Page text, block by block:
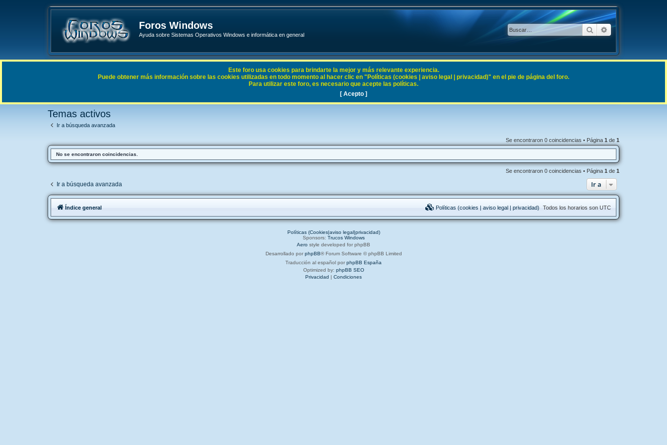
Foros Windows
Ayuda sobre Sistemas Operativos Windows e informática en general
BuscarBúsqueda
Enlaces rápidos FAQ
Temas activos
Ir a búsqueda avanzada
Se encontraron 0 coincidencias • Página 1 de 1
No se encontraron coincidencias.
Se encontraron 0 coincidencias • Página 1 de 1
Ir a búsqueda avanzada Ir a
Este foro usa cookies para brindarte la mejor y más relevante experiencia.
Puede obtener más información sobre las cookies utilizadas en todo momento al hacer clic en "Políticas (cookies | aviso legal | privacidad)" en el pie de página del foro.
Para utilizar este foro, es necesario que acepte las políticas.
[ Acepto ]
Índice general Todos los horarios son UTC
Políticas (cookies | aviso legal | privacidad)
Políticas (Cookies|aviso legal|privacidad)
Sponsors: Trucos Windows
Aero style developed for phpBB
Desarrollado por phpBB® Forum Software © phpBB Limited
Traducción al español por phpBB España
Optimized by: phpBB SEO
Privacidad | Condiciones